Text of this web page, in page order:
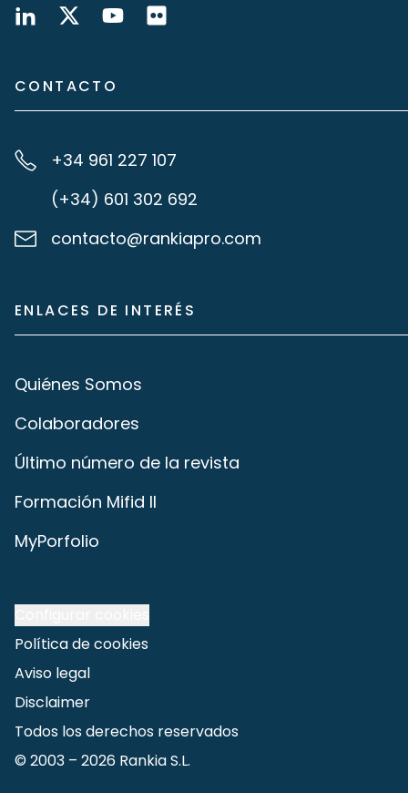
CONTACTO
+34 961 227 107
(+34) 601 302 692
contacto@rankiapro.com
ENLACES DE INTERÉS
Quiénes Somos
Colaboradores
Último número de la revista
Formación Mifid II
MyPorfolio
Política de cookies
Aviso legal
Disclaimer
Todos los derechos reservados
© 2003 – 2026 Rankia S.L.